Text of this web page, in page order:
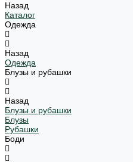
Назад
Каталог
Одежда
Назад
Одежда
Блузы и рубашки
Назад
Блузы и рубашки
Блузы
Рубашки
Боди